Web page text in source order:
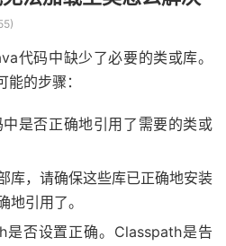
代码中缺少了必要的类或库。
的步骤：
是否正确地引用了需要的类或
库，请确保这些库已正确地安装
地引用了。
是否设置正确。Classpath是告